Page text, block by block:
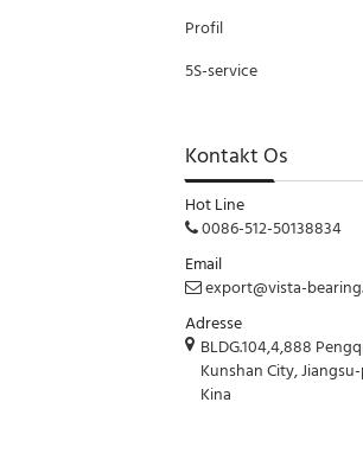
Profil
5S-service
Kontakt Os
Hot Line
0086-512-50138834
Email
export@vista-
Adresse
BLDG.104,4,888
Kunshan City,
Kina